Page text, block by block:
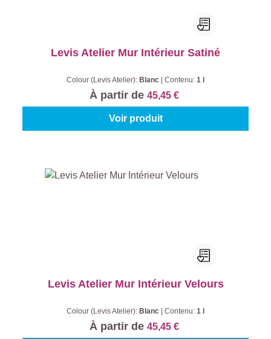
Levis Atelier Mur Intérieur Satiné
Colour (Levis Atelier): Blanc Contenu: 1 l
À partir de 45,45 €
Voir produit
Levis Atelier Mur Intérieur Velours
Colour (Levis Atelier): Blanc Contenu: 1 l
À partir de 45,45 €